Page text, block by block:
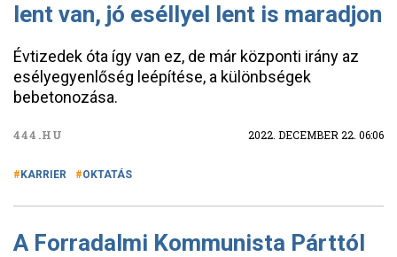
lent van, jó eséllyel lent is maradjon
Évtizedek óta így van ez, de már központi irány az
esélyegyenlőség leépítése, a különbségek
bebetonozása.
444.HU 2022. DECEMBER 22. 06:06
KARRIER OKTATÁS
A Forradalmi Kommunista Párttól